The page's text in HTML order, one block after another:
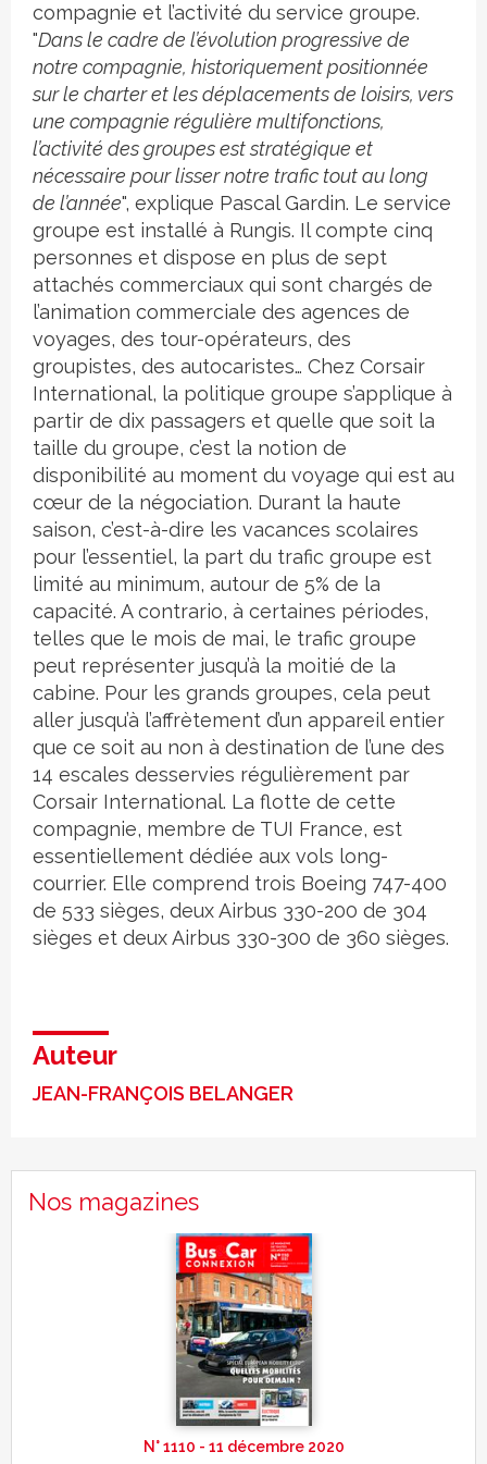
compagnie et l’activité du service groupe.
"Dans le cadre de l’évolution progressive de
notre compagnie, historiquement positionnée
sur le charter et les déplacements de loisirs, vers
une compagnie régulière multifonctions,
l’activité des groupes est stratégique et
nécessaire pour lisser notre trafic tout au long
de l’année", explique Pascal Gardin. Le service
groupe est installé à Rungis. Il compte cinq
personnes et dispose en plus de sept
attachés commerciaux qui sont chargés de
l’animation commerciale des agences de
voyages, des tour-opérateurs, des
groupistes, des autocaristes… Chez Corsair
International, la politique groupe s’applique à
partir de dix passagers et quelle que soit la
taille du groupe, c’est la notion de
disponibilité au moment du voyage qui est au
cœur de la négociation. Durant la haute
saison, c’est-à-dire les vacances scolaires
pour l’essentiel, la part du trafic groupe est
limité au minimum, autour de 5% de la
capacité. A contrario, à certaines périodes,
telles que le mois de mai, le trafic groupe
peut représenter jusqu’à la moitié de la
cabine. Pour les grands groupes, cela peut
aller jusqu’à l’affrètement d’un appareil entier
que ce soit au non à destination de l’une des
14 escales desservies régulièrement par
Corsair International. La flotte de cette
compagnie, membre de TUI France, est
essentiellement dédiée aux vols long-
courrier. Elle comprend trois Boeing 747-400
de 533 sièges, deux Airbus 330-200 de 304
sièges et deux Airbus 330-300 de 360 sièges.
Auteur
JEAN-FRANÇOIS BELANGER
Nos magazines
N° 1110 - 11 décembre 2020